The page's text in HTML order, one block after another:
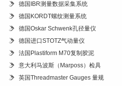
德国IBR测量数据采集系统
德国KORDT螺纹测量系统
德国Oskar Schwenk孔径量仪
德国进口STOTZ气动量仪
法国Plastiform M70复制胶泥
意大利马波斯（Marposs）检具
英国Threadmaster Gauges 量规